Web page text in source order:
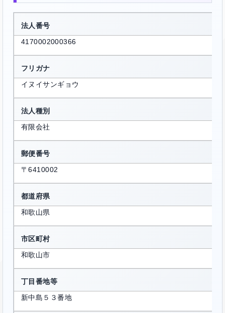
法人番号
4170002000366
フリガナ
イヌイサンギョウ
法人種別
有限会社
郵便番号
〒6410002
都道府県
和歌山県
市区町村
和歌山市
丁目番地等
新中島５３番地